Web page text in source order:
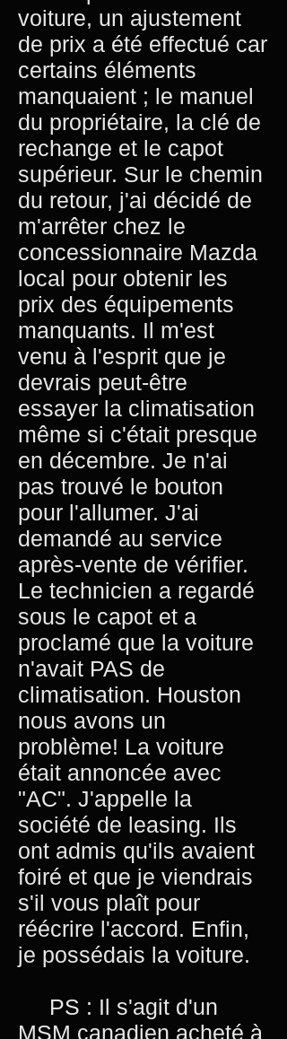
voiture, un ajustement
de prix a été effectué car
certains éléments
manquaient ; le manuel
du propriétaire, la clé de
rechange et le capot
supérieur. Sur le chemin
du retour, j'ai décidé de
m'arrêter chez le
concessionnaire Mazda
local pour obtenir les
prix des équipements
manquants. Il m'est
venu à l'esprit que je
devrais peut-être
essayer la climatisation
même si c'était presque
en décembre. Je n'ai
pas trouvé le bouton
pour l'allumer. J'ai
demandé au service
après-vente de vérifier.
Le technicien a regardé
sous le capot et a
proclamé que la voiture
n'avait PAS de
climatisation. Houston
nous avons un
problème! La voiture
était annoncée avec
"AC". J'appelle la
société de leasing. Ils
ont admis qu'ils avaient
foiré et que je viendrais
s'il vous plaît pour
réécrire l'accord. Enfin,
je possédais la voiture.
PS : Il s'agit d'un
MSM canadien acheté à